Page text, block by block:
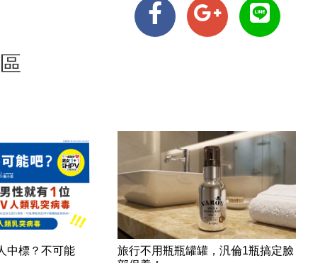
中標？不可能
旅行不用瓶瓶罐罐，汎倫1瓶搞定臉